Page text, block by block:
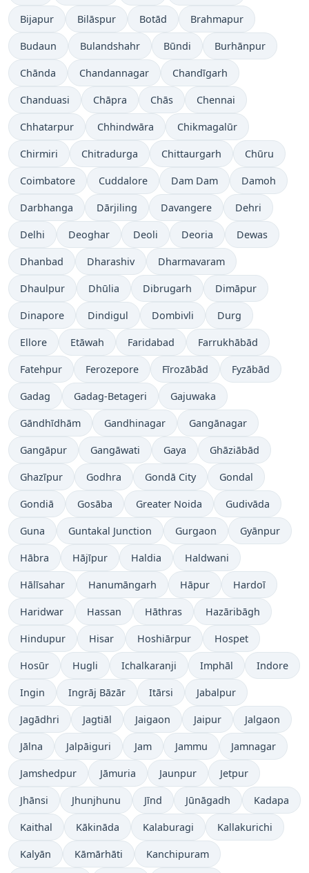
Bijapur Bilāspur Botād Brahmapur
Budaun Bulandshahr Būndi Burhānpur
Chānda Chandannagar Chandīgarh
Chanduasi Chāpra Chās Chennai
Chhatarpur Chhindwāra Chikmagalūr
Chirmiri Chitradurga Chittaurgarh Chūru
Coimbatore Cuddalore Dam Dam Damoh
Darbhanga Dārjiling Davangere Dehri
Delhi Deoghar Deoli Deoria Dewas
Dhanbad Dharashiv Dharmavaram
Dhaulpur Dhūlia Dibrugarh Dimāpur
Dinapore Dindigul Dombivli Durg
Ellore Etāwah Faridabad Farrukhābād
Fatehpur Ferozepore Fīrozābād Fyzābād
Gadag Gadag-Betageri Gajuwaka
Gāndhīdhām Gandhinagar Gangānagar
Gangāpur Gangāwati Gaya Ghāziābād
Ghazīpur Godhra Gondā City Gondal
Gondiā Gosāba Greater Noida Gudivāda
Guna Guntakal Junction Gurgaon Gyānpur
Hābra Hājīpur Haldia Haldwani
Hālīsahar Hanumāngarh Hāpur Hardoī
Haridwar Hassan Hāthras Hazāribāgh
Hindupur Hisar Hoshiārpur Hospet
Hosūr Hugli Ichalkaranji Imphāl Indore
Ingin Ingrāj Bāzār Itārsi Jabalpur
Jagādhri Jagtiāl Jaigaon Jaipur Jalgaon
Jālna Jalpāiguri Jam Jammu Jamnagar
Jamshedpur Jāmuria Jaunpur Jetpur
Jhānsi Jhunjhunu Jīnd Jūnāgadh Kadapa
Kaithal Kākināda Kalaburagi Kallakurichi
Kalyān Kāmārhāti Kanchipuram